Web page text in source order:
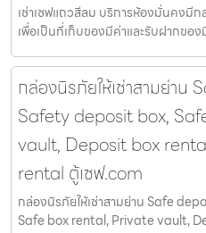
เช่าเซฟแถวสีลม บริการห้องมั่นคงมีก
เพื่อเป็นที่เก็บของมีค่าและรับฝากขอ
กล่องนิรภัยให้เช่าสามย่าน
Safety deposit box,
vault, Deposit box
rental ตู้เซฟ.com
กล่องนิรภัยให้เช่าสามย่าน Safe
Safe box rental, Private vault,